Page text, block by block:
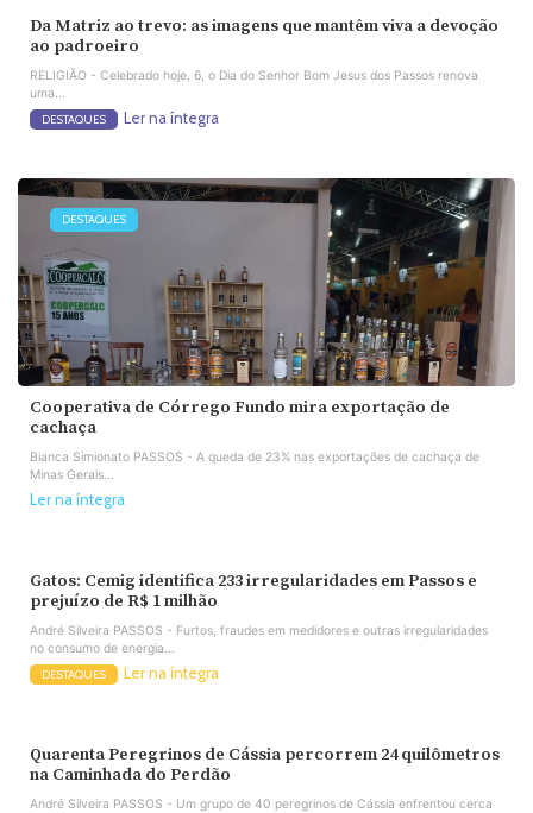
Da Matriz ao trevo: as imagens que mantêm viva a devoção
ao padroeiro
RELIGIÃO - Celebrado hoje, 6, o Dia do Senhor Bom Jesus dos Passos renova
uma...
DESTAQUES Ler na íntegra
DESTAQUES
Cooperativa de Córrego Fundo mira exportação de
cachaça
Bianca Simionato PASSOS - A queda de 23% nas exportações de cachaça de
Minas Gerais...
Ler na íntegra
Gatos: Cemig identifica 233 irregularidades em Passos e
prejuízo de R$ 1 milhão
André Silveira PASSOS - Furtos, fraudes em medidores e outras irregularidades
no consumo de energia...
DESTAQUES Ler na íntegra
Quarenta Peregrinos de Cássia percorrem 24 quilômetros
na Caminhada do Perdão
André Silveira PASSOS - Um grupo de 40 peregrinos de Cássia enfrentou cerca